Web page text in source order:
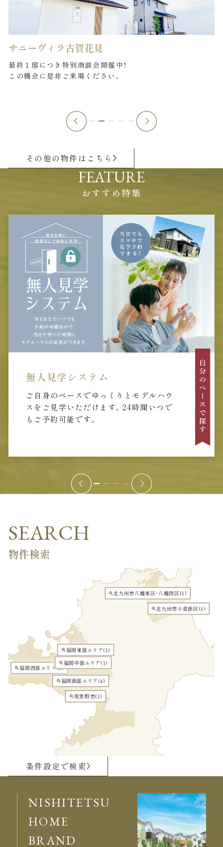
サニーヴィラ古賀花見
最終１邸につき特別商談会開催中！
この機会に是非ご来場ください。
その他の物件はこちら
FEATURE
おすすめ特集
無人見学システム
ご自身のペースでゆっくりとモデルハウ
スをご見学いただけます。24時間いつで
もご予約可能です。
SEARCH
物件検索
zoom_in 福岡西部エリア(2)
zoom_in 福岡中部エリア( 1)
zoom_in 福岡東部エリア( 1)
zoom_in 福岡南部エリア(4)
zoom_in筑紫野市( 1)
zoom_in北九州市八幡東区・八幡西区(1)
zoom_in北九州市小倉南区(1)
条件設定で検索
NISHITETSU
HOME
BRAND